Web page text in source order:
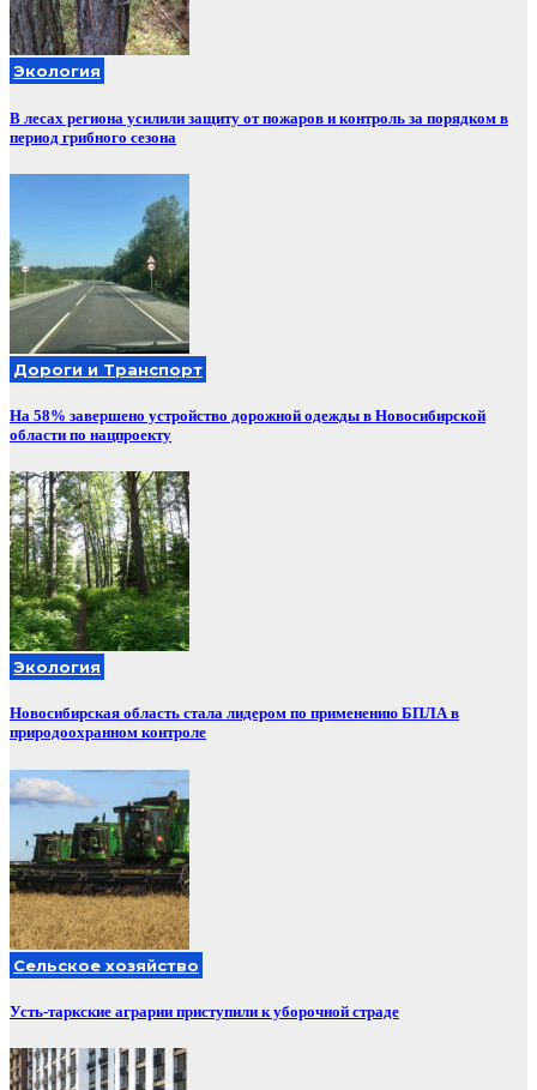
Экология
В лесах региона усилили защиту от пожаров и контроль за порядком в
период грибного сезона
Дороги и Транспорт
На 58% завершено устройство дорожной одежды в Новосибирской
области по нацпроекту
Экология
Новосибирская область стала лидером по применению БПЛА в
природоохранном контроле
Сельское хозяйство
Усть-таркские аграрии приступили к уборочной страде